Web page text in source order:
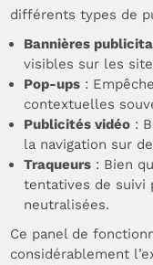
différents types de
Bannières
visibles sur les
Pop-ups :
contextuelles
Publicités vidéo :
la navigation sur
Traqueurs : Bien
tentatives de suivi
neutralisées.
Ce panel de
considérablement